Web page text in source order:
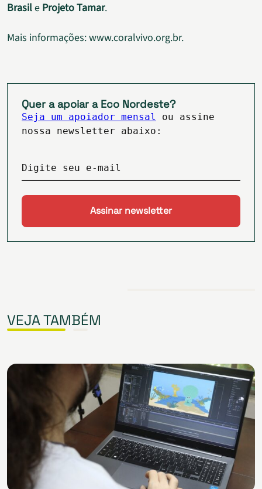
Brasile Projeto Tamar.
Mais informações: www.coralvivo.org.br.
Quer a apoiar a Eco Nordeste?
Seja um apoiador mensal
ou assine
nossa newsletter abaixo:
Digite seu e-mail
VEJA TAMBÉM